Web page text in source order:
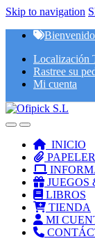
Skip to navigation
Localización
Rastree su
Mi cuenta
INICIO
JUEGOS
LIBROS
TIENDA
MI